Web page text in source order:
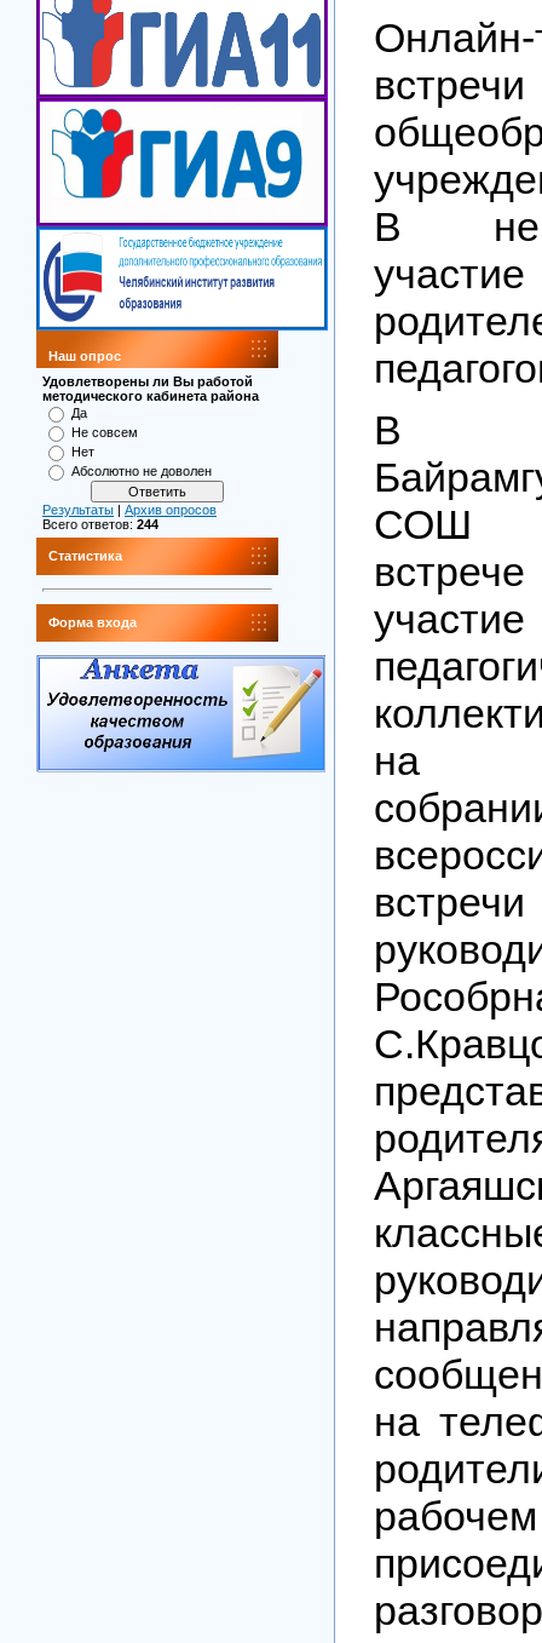
Наш опрос
Удовлетворены ли Вы работой
методического кабинета района
Да
Не совсем
Нет
Абсолютно не доволен
Результаты
Архив опросов
Всего ответов: 244
Статистика
Форма входа
Онлайн-
В
В
СОШ
на
на